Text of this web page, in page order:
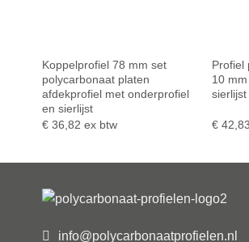
Koppelprofiel 78 mm set
polycarbonaat platen
afdekprofiel met onderprofiel
en sierlijst
€36,82 ex btw
Profiel
10
sierlijst
€42,83
info@polycarbonaatprofielen.nl